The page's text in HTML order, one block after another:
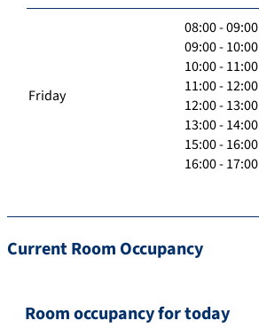
Friday
08:00 - 09:00
09:00 - 10:00
10:00 - 11:00
11:00 - 12:00
12:00 - 13:00
13:00 - 14:00
15:00 - 16:00
16:00 - 17:00
Current Room Occupancy
Room occupancy for today